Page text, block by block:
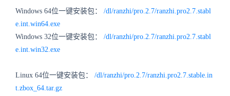
Windows 64位一键安装包： /dl/ranzhi/pro.2.7/ranzhi.pro2.7.stabl
e.int.win64.exe
Windows 32位一键安装包： /dl/ranzhi/pro.2.7/ranzhi.pro2.7.stabl
e.int.win32.exe
Linux 64位一键安装包： /dl/ranzhi/pro.2.7/ranzhi.pro2.7.stable.in
t.zbox_64.tar.gz